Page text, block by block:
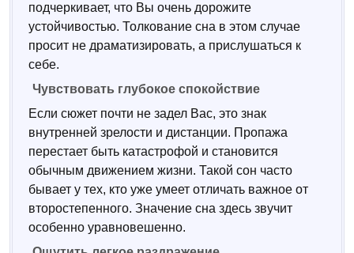
подчеркивает, что Вы очень дорожите
устойчивостью. Толкование сна в этом случае
просит не драматизировать, а прислушаться к
себе.
Чувствовать глубокое спокойствие
Если сюжет почти не задел Вас, это знак
внутренней зрелости и дистанции. Пропажа
перестает быть катастрофой и становится
обычным движением жизни. Такой сон часто
бывает у тех, кто уже умеет отличать важное от
второстепенного. Значение сна здесь звучит
особенно уравновешенно.